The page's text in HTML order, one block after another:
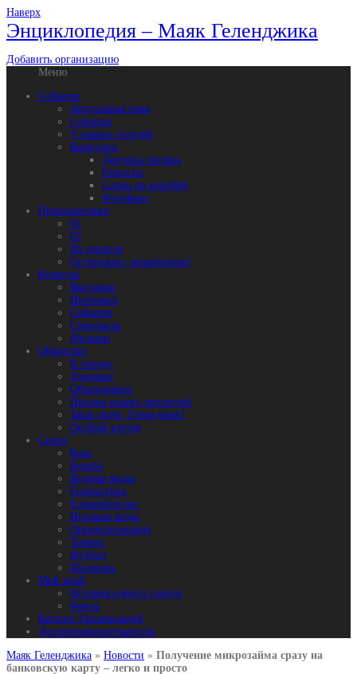
Наверх
Энциклопедия – Маяк Геленджика
Добавить организацию
Меню
События
Актуальная тема
События
У наших соседей
Конкурсы
Девушка месяца
Рецепты
Слово не воробей
Фотофакт
Происшествия
01
02
На дорогах
Осторожно: мошенники!
Культура
Выставки
Интервью
События
Спектакли
Фильмы
Общество
В городе
Здоровье
Образование
Письма наших читателей
Твои люди, Геленджик!
Особый взгляд
Спорт
Бокс
Борьба
Водные виды
Гимнастика
Единоборства
Игровые виды
Ориентирование
Теннис
Футбол
Шахматы
Мой край
История одного города
Фауна
Каталог Организаций
Достопримечательности
Маяк Геленджика » Новости » Получение микрозайма сразу на
банковскую карту – легко и просто